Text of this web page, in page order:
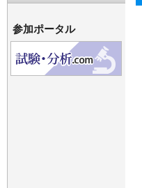
参加ポータル